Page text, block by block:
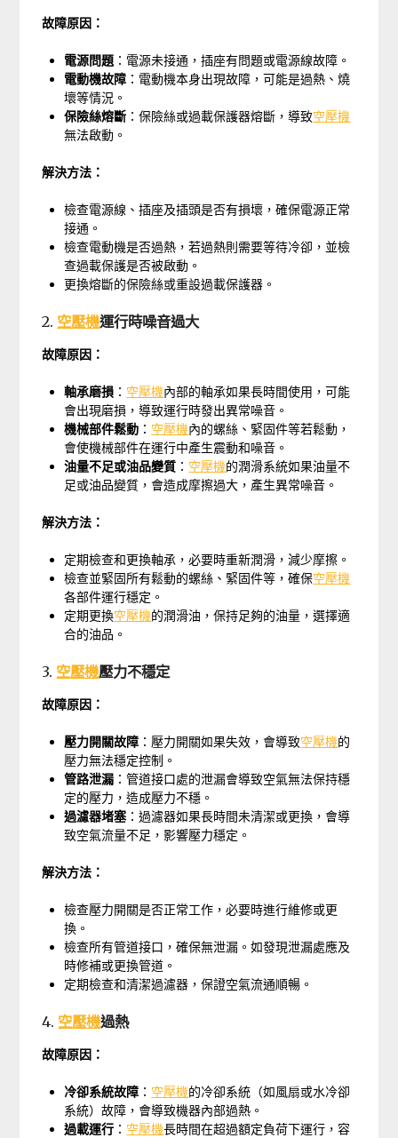
故障原因：
電源問題 ：電源未接通，插座有問題或電源線故障。
電動機故障 ：電動機本身出現故障，可能是過熱、燒
壞等情況。
保險絲熔斷 ：保險絲或過載保護器熔斷，導致空壓機
無法啟動。
解決方法：
檢查電源線、插座及插頭是否有損壞，確保電源正常
接通。
檢查電動機是否過熱，若過熱則需要等待冷卻，並檢
查過載保護是否被啟動。
更換熔斷的保險絲或重設過載保護器。
2. 空壓機運行時噪音過大
故障原因：
軸承磨損 ： 空壓機內部的軸承如果長時間使用，可能
會出現磨損，導致運行時發出異常噪音。
機械部件鬆動 ： 空壓機內的螺絲、緊固件等若鬆動，
會使機械部件在運行中產生震動和噪音。
油量不足或油品變質 ： 空壓機的潤滑系統如果油量不
足或油品變質，會造成摩擦過大，產生異常噪音。
解決方法：
定期檢查和更換軸承，必要時重新潤滑，減少摩擦。
檢查並緊固所有鬆動的螺絲、緊固件等，確保空壓機
各部件運行穩定。
定期更換空壓機的潤滑油，保持足夠的油量，選擇適
合的油品。
3. 空壓機壓力不穩定
故障原因：
壓力開關故障 ：壓力開關如果失效，會導致空壓機的
壓力無法穩定控制。
管路泄漏 ：管道接口處的泄漏會導致空氣無法保持穩
定的壓力，造成壓力不穩。
過濾器堵塞：過濾器如果長時間未清潔或更換，會導
致空氣流量不足，影響壓力穩定。
解決方法：
檢查壓力開關是否正常工作，必要時進行維修或更
換。
檢查所有管道接口，確保無泄漏。如發現泄漏處應及
時修補或更換管道。
定期檢查和清潔過濾器，保證空氣流通順暢。
4. 空壓機過熱
故障原因：
冷卻系統故障 ： 空壓機的冷卻系統（如風扇或水冷卻
系統）故障，會導致機器內部過熱。
過載運行 ： 空壓機長時間在超過額定負荷下運行，容